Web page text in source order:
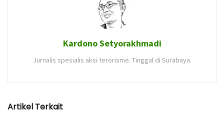
Kardono Setyorakhmadi
Jurnalis spesialis aksi terorisme. Tinggal di Surabaya.
Artikel Terkait